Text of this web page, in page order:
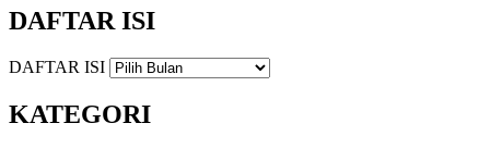
DAFTAR ISI
DAFTAR ISI
KATEGORI